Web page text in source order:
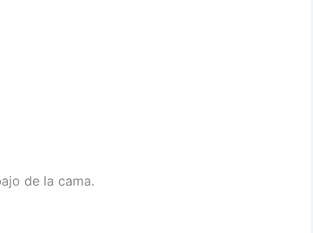
de la cama.